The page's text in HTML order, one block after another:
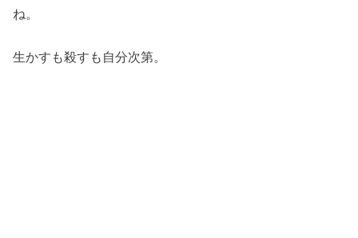
ね。
生かすも殺すも自分次第。